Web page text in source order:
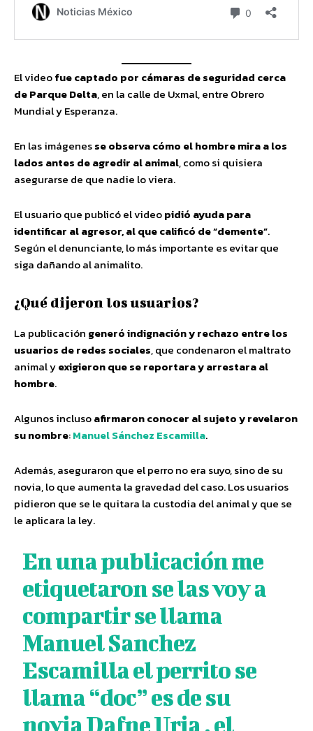
El videofue captado por cámaras de seguridad cerca
de Parque Delta, en la calle de Uxmal, entre Obrero
Mundial y Esperanza.
En las imágenesse observa cómo el hombre mira a los
lados antes de agredir al animal, como si quisiera
asegurarse de que nadie lo viera.
El usuario que publicó el videopidió ayuda para
identificar al agresor, al que calificó de “demente”.
Según el denunciante, lo más importante es evitar que
siga dañando al animalito.
¿Qué dijeron los usuarios?
La publicación generó indignación y rechazo entre los
usuarios de redes sociales, que condenaron el maltrato
animal yexigieron que se reportara y arrestara al
hombre.
Algunos inclusoafirmaron conocer al sujeto y revelaron
su nombre:Manuel Sánchez Escamilla.
Además, aseguraron que el perro no era suyo, sino de su
novia, lo que aumenta la gravedad del caso. Los usuarios
pidieron que se le quitara la custodia del animal y que se
le aplicara la ley.
En una publicación me
etiquetaron se las voy a
compartir se llama
Manuel Sanchez
Escamilla el perrito se
llama “doc” es de su
novia Dafne Uria , el